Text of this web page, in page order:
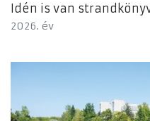
Idén is van
2026. év